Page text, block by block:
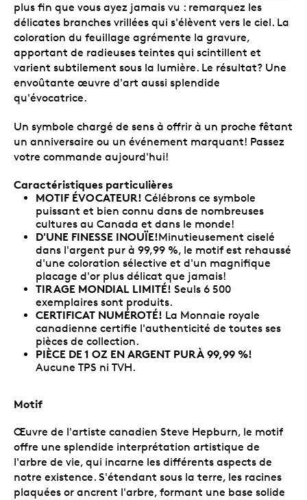
plus fin que vous ayez jamais vu : remarquez les
délicates branches vrillées qui s'élèvent vers le ciel. La
coloration du feuillage agrémente la gravure,
apportant de radieuses teintes qui scintillent et
varient subtilement sous la lumière. Le résultat? Une
envoûtante œuvre d'art aussi splendide
qu'évocatrice.
Un symbole chargé de sens à offrir à un proche fêtant
un anniversaire ou un événement marquant! Passez
votre commande aujourd'hui!
Caractéristiques particulières
MOTIF ÉVOCATEUR! Célébrons ce symbole
puissant et bien connu dans de nombreuses
cultures au Canada et dans le monde!
D'UNE FINESSE INOUÏE!Minutieusement ciselé
dans l'argent pur à 99,99 %, le motif est rehaussé
d'une coloration sélective et d'un magnifique
placage d'or plus délicat que jamais!
TIRAGE MONDIAL LIMITÉ! Seuls 6 500
exemplaires sont produits.
CERTIFICAT NUMÉROTÉ! La Monnaie royale
canadienne certifie l'authenticité de toutes ses
pièces de collection.
PIÈCE DE 1 OZ EN ARGENT PURÀ 99,99 %!
Aucune TPS ni TVH.
Motif
Œuvre de l'artiste canadien Steve Hepburn, le motif
offre une splendide interprétation artistique de
l'arbre de vie, qui incarne les différents aspects de
notre existence. S'étendant sous la terre, les racines
plaquées or ancrent l'arbre, formant une base solide